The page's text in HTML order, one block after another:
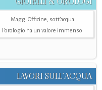
Maggi Officine, sott’acqua
l'orologio ha un valore immenso
LAVORI SULL’ACQUA